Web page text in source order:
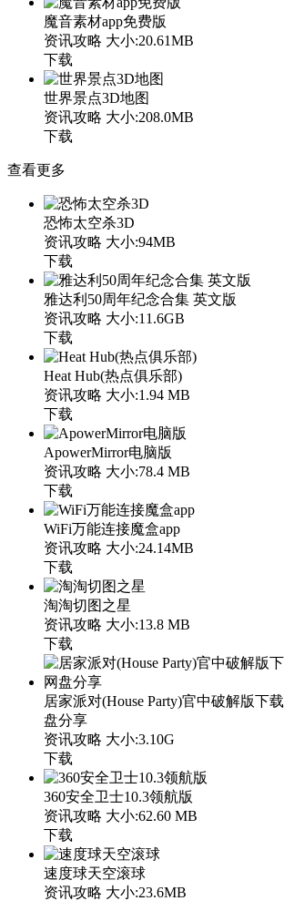
魔音素材app免费版
资讯攻略 大小:20.61MB
下载
世界景点3D地图
资讯攻略 大小:208.0MB
下载
查看更多
恐怖太空杀3D
资讯攻略 大小:94MB
下载
雅达利50周年纪念合集 英文版
资讯攻略 大小:11.6GB
下载
Heat Hub(热点俱乐部)
资讯攻略 大小:1.94 MB
下载
ApowerMirror电脑版
资讯攻略 大小:78.4 MB
下载
WiFi万能连接魔盒app
资讯攻略 大小:24.14MB
下载
淘淘切图之星
资讯攻略 大小:13.8 MB
下载
居家派对(House Party)官中破解版下
盘分享
资讯攻略 大小:3.10G
下载
360安全卫士10.3领航版
资讯攻略 大小:62.60 MB
下载
速度球天空滚球
资讯攻略 大小:23.6MB